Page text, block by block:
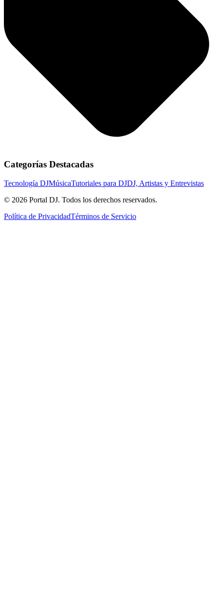
Categorías Destacadas
Tecnología DJMúsicaTutoriales para DJDJ, Artistas y Entrevistas
© 2026 Portal DJ. Todos los derechos reservados.
Política de PrivacidadTérminos de Servicio